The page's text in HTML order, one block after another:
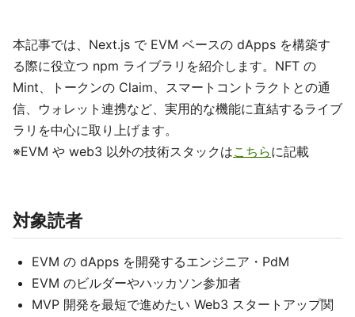
本記事では、Next.js で EVM ベースの dApps を構築す
る際に役立つ npm ライブラリを紹介します。NFT の
Mint、トークンの Claim、スマートコントラクトとの通
信、ウォレット連携など、実用的な機能に直結するライブ
ラリを中心に取り上げます。
※EVM や web3 以外の技術スタックはこちらに記載
対象読者
EVM の dApps を開発するエンジニア・PdM
EVM のビルダーやハッカソン参加者
MVP 開発を最短で進めたい Web3 スタートアップ関